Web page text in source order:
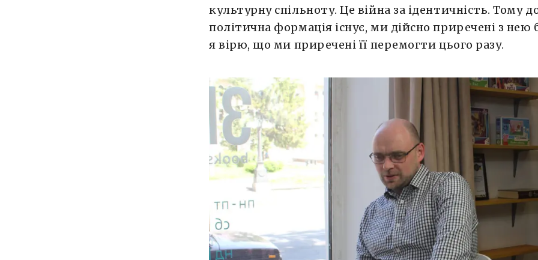
культурну спільноту. Це війна за ідентичність. Тому
політична формація існує, ми дійсно приречені з нею
я вірю, що ми приречені її перемогти цього разу.